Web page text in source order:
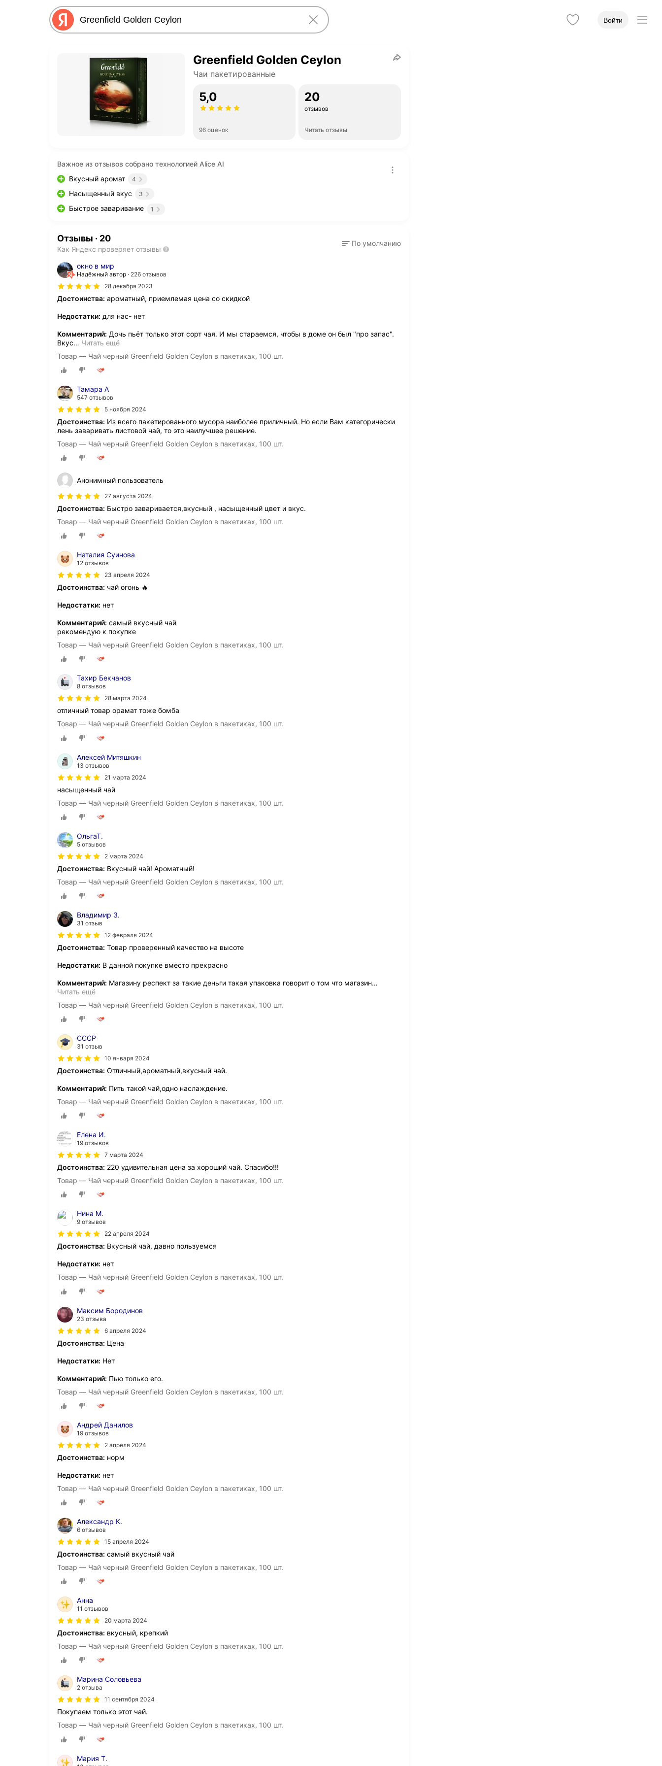
Войти
Greenfield Golden Ceylon
Чаи пакетированные
5,0
96 оценок
20
отзывов
Читать отзывы
Важное из отзывов собрано технологией Alice AI
Вкусный аромат
4
Насыщенный вкус 3
Быстрое заваривание 1
Отзывы · 20
Как Яндекс проверяет отзывы
По умолчанию
окно в мир
Надёжный автор
226 отзывов
28 декабря 2023
Достоинства: ароматный, приемлемая цена со скидкой
Недостатки: для нас- нет
Комментарий: Дочь пьёт только этот сорт чая. И мы стараемся, чтобы в доме он был "про запас".
Вкус… Читать ещё
Товар — Чай черный Greenfield Golden Ceylon в пакетиках, 100 шт.
Тамара А
547 отзывов
5 ноября 2024
Достоинства: Из всего пакетированного мусора наиболее приличный. Но если Вам категорически
лень заваривать листовой чай, то это наилучшее решение.
Товар — Чай черный Greenfield Golden Ceylon в пакетиках, 100 шт.
Анонимный пользователь
27 августа 2024
Достоинства: Быстро заваривается,вкусный , насыщенный цвет и вкус.
Товар — Чай черный Greenfield Golden Ceylon в пакетиках, 100 шт.
Наталия Суинова
12 отзывов
23 апреля 2024
Достоинства: чай огонь 🔥
Недостатки: нет
Комментарий: самый вкусный чай
рекомендую к покупке
Товар — Чай черный Greenfield Golden Ceylon в пакетиках, 100 шт.
Тахир Бекчанов
8 отзывов
28 марта 2024
отличный товар орамат тоже бомба
Товар — Чай черный Greenfield Golden Ceylon в пакетиках, 100 шт.
Алексей Митяшкин
13 отзывов
21 марта 2024
насыщенный чай
Товар — Чай черный Greenfield Golden Ceylon в пакетиках, 100 шт.
ОльгаТ.
5 отзывов
2 марта 2024
Достоинства: Вкусный чай! Ароматный!
Товар — Чай черный Greenfield Golden Ceylon в пакетиках, 100 шт.
Владимир З.
31 отзыв
12 февраля 2024
Достоинства: Товар проверенный качество на высоте
Недостатки: В данной покупке вместо прекрасно
Комментарий: Магазину респект за такие деньги такая упаковка говорит о том что магазин…
Читать ещё
Товар — Чай черный Greenfield Golden Ceylon в пакетиках, 100 шт.
СССР
31 отзыв
10 января 2024
Достоинства: Отличный,ароматный,вкусный чай.
Комментарий: Пить такой чай,одно наслаждение.
Товар — Чай черный Greenfield Golden Ceylon в пакетиках, 100 шт.
Елена И.
19 отзывов
7 марта 2024
Достоинства: 220 удивительная цена за хороший чай. Спасибо!!!
Товар — Чай черный Greenfield Golden Ceylon в пакетиках, 100 шт.
Нина М.
9 отзывов
22 апреля 2024
Достоинства: Вкусный чай, давно пользуемся
Недостатки: нет
Товар — Чай черный Greenfield Golden Ceylon в пакетиках, 100 шт.
Максим Бородинов
23 отзыва
6 апреля 2024
Достоинства: Цена
Недостатки: Нет
Комментарий: Пью только его.
Товар — Чай черный Greenfield Golden Ceylon в пакетиках, 100 шт.
Андрей Данилов
19 отзывов
2 апреля 2024
Достоинства: норм
Недостатки: нет
Товар — Чай черный Greenfield Golden Ceylon в пакетиках, 100 шт.
Александр К.
6 отзывов
15 апреля 2024
Достоинства: самый вкусный чай
Товар — Чай черный Greenfield Golden Ceylon в пакетиках, 100 шт.
Анна
11 отзывов
20 марта 2024
Достоинства: вкусный, крепкий
Товар — Чай черный Greenfield Golden Ceylon в пакетиках, 100 шт.
Марина Соловьева
2 отзыва
11 сентября 2024
Покупаем только этот чай.
Товар — Чай черный Greenfield Golden Ceylon в пакетиках, 100 шт.
Мария Т.